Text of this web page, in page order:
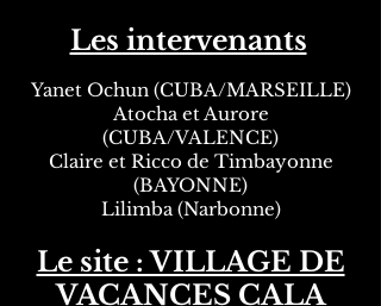
Les intervenants
Yanet Ochun (CUBA/MARSEILLE)
Atocha et Aurore
(CUBA/VALENCE)
Claire et Ricco de Timbayonne
(BAYONNE)
Lilimba (Narbonne)
Le site : VILLAGE DE
VACANCES CALA